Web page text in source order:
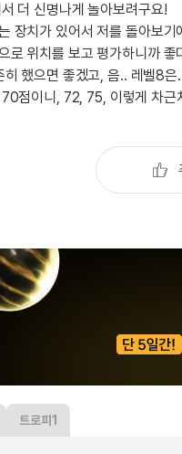
더 신명나게 놀아보려구요!
장치가 있어서 저를 돌아보
로 위치를 보고 평가하니까
히 했으면 좋겠고, 음.. 레벨8
점이니, 72, 75, 이렇게 차근
트로피1